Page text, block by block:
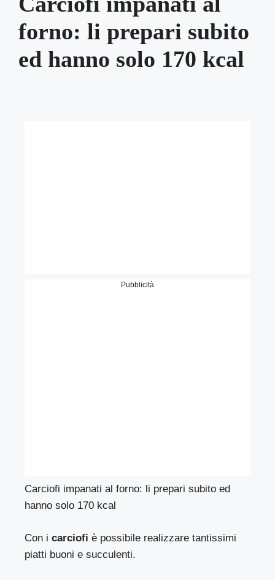
forno: li prepari subito
ed hanno solo 170 kcal
Pubblicità
Carciofi impanati al forno: li prepari subito ed
hanno solo 170 kcal
Con i carciofi è possibile realizzare tantissimi
piatti buoni e succulenti.